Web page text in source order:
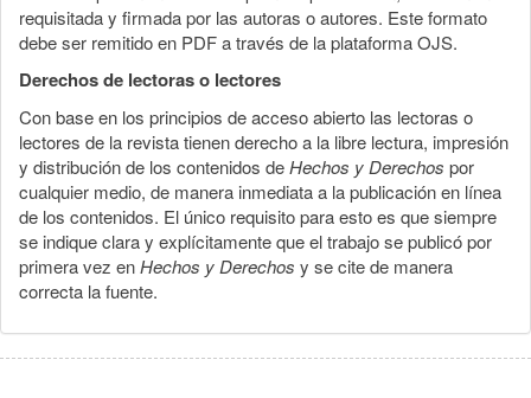
requisitada y firmada por las autoras o autores. Este formato
debe ser remitido en PDF a través de la plataforma OJS.
Derechos de lectoras o lectores
Con base en los principios de acceso abierto las lectoras o
lectores de la revista tienen derecho a la libre lectura, impresión
y distribución de los contenidos deHechos y Derechos por
cualquier medio, de manera inmediata a la publicación en línea
de los contenidos. El único requisito para esto es que siempre
se indique clara y explícitamente que el trabajo se publicó por
primera vez enHechos y Derechos y se cite de manera
correcta la fuente.